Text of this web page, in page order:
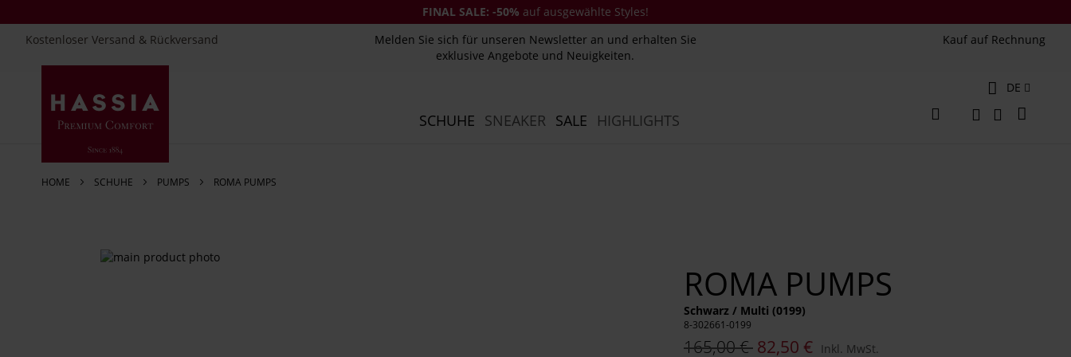
FINAL SALE: -50% auf ausgewählte Styles!
Kostenloser Versand & Rückversand
Melden Sie sich für unseren Newsletter an und erhalten Sie
exklusive Angebote und Neuigkeiten.
Kauf auf Rechnung
zum
Inhalt
Sprache
DE
Veränderung
SCHUHE SNEAKER SALE HIGHLIGHTS
HOME SCHUHE PUMPS ROMA PUMPS
ROMA PUMPS
Schwarz / Multi (0199)
8-302661-0199
165,00 € 82,50 € Inkl. MwSt.